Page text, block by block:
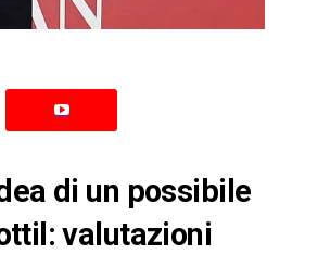
di un possibile
valutazioni